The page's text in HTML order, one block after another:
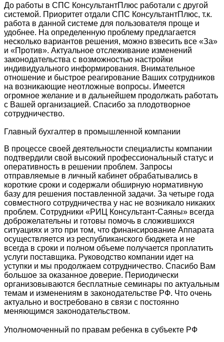
До работы в СПС КонсультантПлюс работали с другой
системой. Приоритет отдали СПС КонсультантПлюс, т.к.
работа в данной системе для пользователя проще и
удобнее. На определенную проблему предлагается
несколько вариантов решения, можно взвесить все «За»
и «Против». Актуальное отслеживание изменений
законодательства с возможностью настройки
индивидуального информирования. Внимательное
отношение и быстрое реагирование Ваших сотрудников
на возникающие неотложные вопросы. Имеется
огромное желание и в дальнейшем продолжать работать
с Вашей организацией. Спасибо за плодотворное
сотрудничество.
Главный бухгалтер в промышленной компании
В процессе своей деятельности специалисты компании
подтвердили свой высокий профессиональный статус и
оперативность в решении проблем. Запросы
отправляемые в личный кабинет обрабатывались в
короткие сроки и содержали обширную нормативную
базу для решения поставленной задачи. За четыре года
совместного сотрудничества у нас не возникало никаких
проблем. Сотрудники «РИЦ Консультант-Саяны» всегда
доброжелательны и готовы помочь в сложившихся
ситуациях и это при том, что финансирование Аппарата
осуществляется из республиканского бюджета и не
всегда в сроки и полном объеме получается проплатить
услуги поставщика. Руководство компании идет на
уступки и мы продолжаем сотрудничество. Спасибо Вам
большое за оказанное доверие. Периодически
организовываются бесплатные семинары по актуальным
темам и изменениям в законодательстве РФ. Что очень
актуально и востребовано в связи с постоянно
меняющимся законодательством.
Уполномоченный по правам ребенка в субъекте РФ